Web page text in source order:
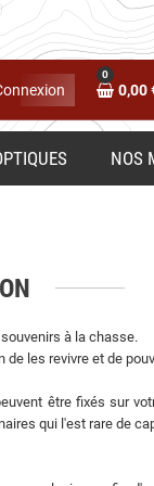
0
0,00
NOS
à la chasse.
les revivre et de
être fixés sur
qui l'est rare de